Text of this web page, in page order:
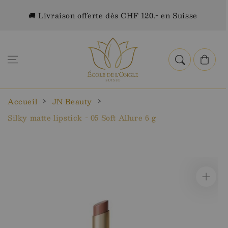
contenu🚚 Livraison offerte dès CHF 120.- en Suisse
Panier
Accueil
JN Beauty
Silky matte lipstick - 05 Soft Allure 6 g